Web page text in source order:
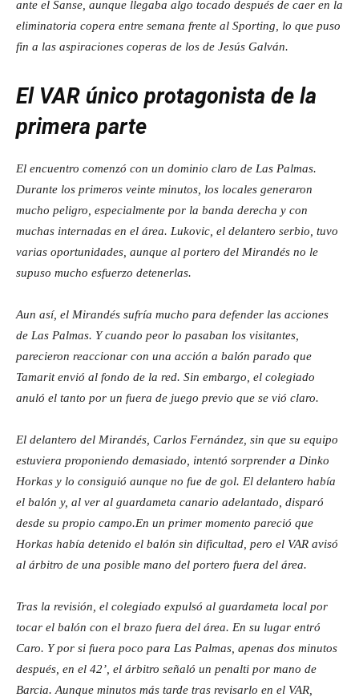
ante el Sanse, aunque llegaba algo tocado después de caer en la
eliminatoria copera entre semana frente al Sporting, lo que puso
fin a las aspiraciones coperas de los de Jesús Galván.
El VAR único protagonista de la
primera parte
El encuentro comenzó con un dominio claro de Las Palmas.
Durante los primeros veinte minutos, los locales generaron
mucho peligro, especialmente por la banda derecha y con
muchas internadas en el área. Lukovic, el delantero serbio, tuvo
varias oportunidades, aunque al portero del Mirandés no le
supuso mucho esfuerzo detenerlas.
Aun así, el Mirandés sufría mucho para defender las acciones
de Las Palmas. Y cuando peor lo pasaban los visitantes,
parecieron reaccionar con una acción a balón parado que
Tamarit envió al fondo de la red. Sin embargo, el colegiado
anuló el tanto por un fuera de juego previo que se vió claro.
El delantero del Mirandés, Carlos Fernández, sin que su equipo
estuviera proponiendo demasiado, intentó sorprender a Dinko
Horkas y lo consiguió aunque no fue de gol. El delantero había
el balón y, al ver al guardameta canario adelantado, disparó
desde su propio campo.En un primer momento pareció que
Horkas había detenido el balón sin dificultad, pero el VAR avisó
al árbitro de una posible mano del portero fuera del área.
Tras la revisión, el colegiado expulsó al guardameta local por
tocar el balón con el brazo fuera del área. En su lugar entró
Caro. Y por si fuera poco para Las Palmas, apenas dos minutos
después, en el 42’, el árbitro señaló un penalti por mano de
Barcia. Aunque minutos más tarde tras revisarlo en el VAR,